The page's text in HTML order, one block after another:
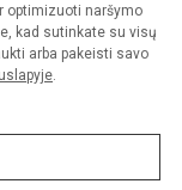
optimizuoti naršymo
kad sutinkate su visų
arba pakeisti savo
.
griežtai draudžiama.